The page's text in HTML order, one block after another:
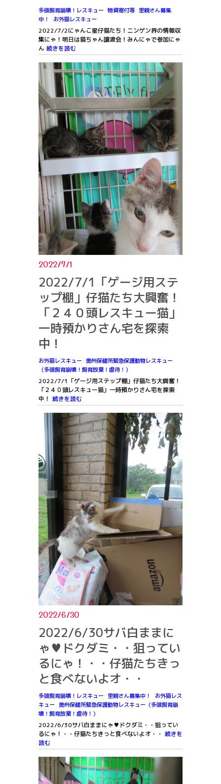
多頭飼育崩壊！レスキュー 物資寄付等 里親さん募集
中！
お外猫レスキュー
2022/7/2にゃんこ星仔猫たち！ニンゲン界の情報収
集にゃ！明日は猫ちゃん譲渡会！みんにゃで参加にゃ
ん 続きを読む
2022/7/1
2022/7/1「ゲージ用ステ
ップ棚」仔猫たち大興奮！
「２４０頭レスキュー猫」
一時預かりさん宅を探索
中！
お外猫レスキュー 奥州保健所緊急保護動物レスキュー
（多頭飼育崩壊！飼育放棄！虐待！）
2022/7/1「ゲージ用ステップ棚」仔猫たち大興奮！
「２４０頭レスキュー猫」一時預かりさん宅を探索
中！ 続きを読む
2022/6/30
2022/6/30サバ白ままに
ゃ♥ドクダミ・・狙ってい
るにゃ！・・仔猫たちきっ
と食べないよオ・・
多頭飼育崩壊！レスキュー 里親さん募集中！
お外猫レス
キュー 奥州保健所緊急保護動物レスキュー（多頭飼育崩
壊！飼育放棄！虐待！）
2022/6/30サバ白ままにゃ♥ドクダミ・・狙ってい
るにゃ！・・仔猫たちきっと食べないよオ・・ 続きを
読む